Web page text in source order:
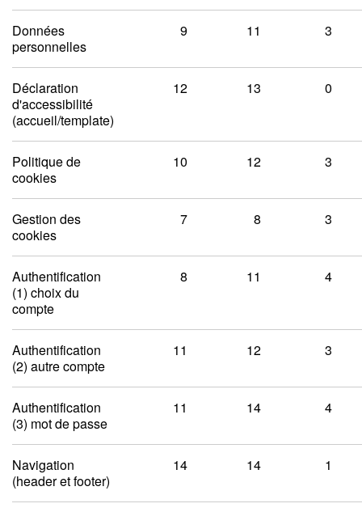
Données
personnelles
9 11 3
Déclaration
d'accessibilité
(accueil/template)
12 13 0
Politique de
cookies
10 12 3
Gestion des
cookies
7 8 3
Authentification
(1) choix du
compte
8 11 4
Authentification
(2) autre compte
11 12 3
Authentification
(3) mot de passe
11 14 4
Navigation
(header et footer)
14 14 1